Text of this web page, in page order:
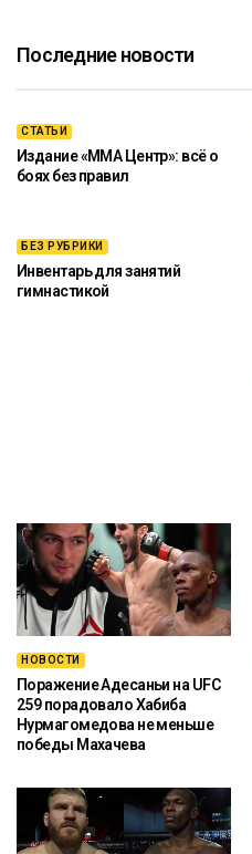
Последние новости
СТАТЬИ
Издание «ММА Центр»: всё о
боях без правил
БЕЗ РУБРИКИ
Инвентарь для занятий
гимнастикой
НОВОСТИ
Поражение Адесаньи на UFC
259 порадовало Хабиба
Нурмагомедова не меньше
победы Махачева